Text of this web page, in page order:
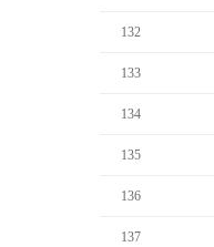
132
133
134
135
136
137